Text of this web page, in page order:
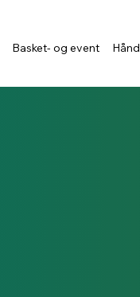
Basket- og event